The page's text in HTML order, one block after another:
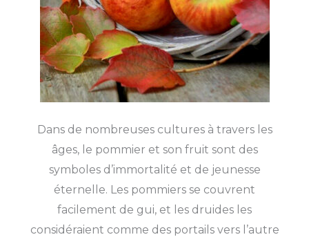
Dans de nombreuses cultures à travers les
âges, le pommier et son fruit sont des
symboles d’immortalité et de jeunesse
éternelle. Les pommiers se couvrent
facilement de gui, et les druides les
considéraient comme des portails vers l’autre